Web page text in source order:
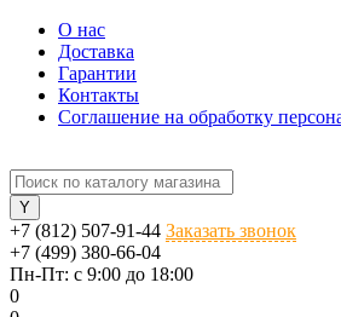
О нас
Доставка
Гарантии
Контакты
Соглашение на обработку
+7 (812) 507-91-44 Заказать звонок
+7 (499) 380-66-04
Пн-Пт: с 9:00 до 18:00
0